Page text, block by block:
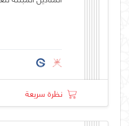
نظرة سريعة